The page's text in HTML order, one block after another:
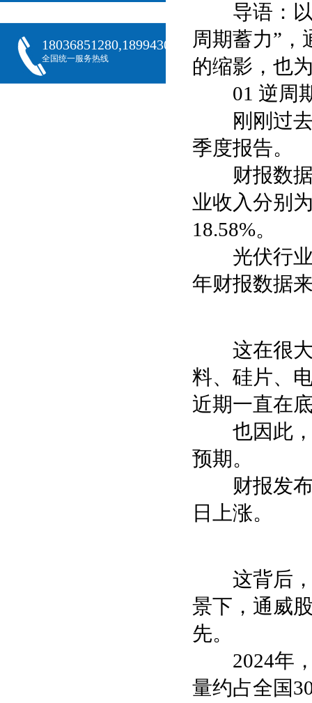
18036851280,18994301288,18068407382
全国统一服务热线
导语：以
周期蓄力”
的缩影，也
01 逆周
刚刚过去
季度报告。
财报数据
业收入分别
18.58%。
光伏行业
年财报数据
这在很大
料、硅片、
近期一直在
也因此，
预期。
财报发布
日上涨。
这背后，
景下，通威
先。
2024年，
量约占全国